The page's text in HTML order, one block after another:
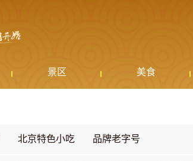
景区 美食
北京特色小吃 品牌老字号